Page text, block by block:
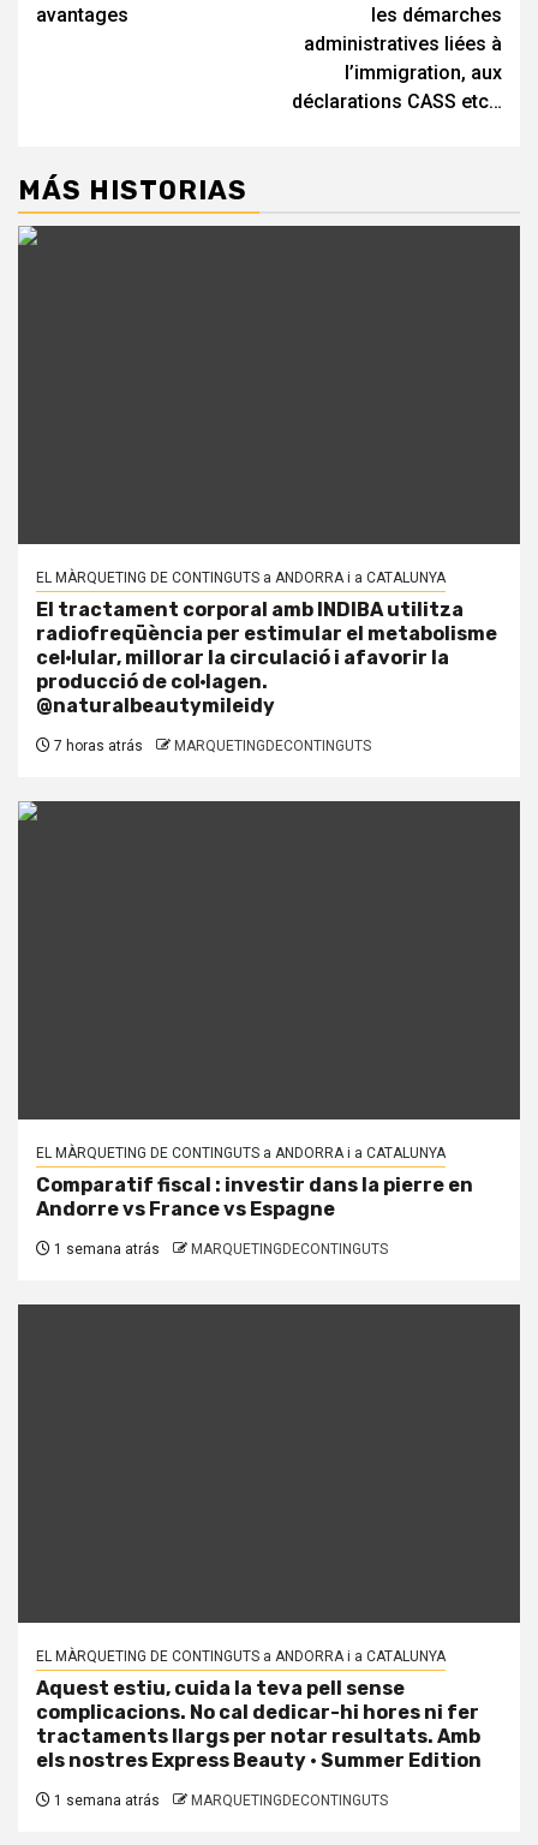
avantages
les démarches
administratives liées à
l’immigration, aux
déclarations CASS etc…
MÁS HISTORIAS
EL MÀRQUETING DE CONTINGUTS a ANDORRA i a CATALUNYA
El tractament corporal amb INDIBA utilitza
radiofreqüència per estimular el metabolisme
cel·lular, millorar la circulació i afavorir la
producció de col·lagen.
@naturalbeautymileidy
7 horas atrás MARQUETINGDECONTINGUTS
EL MÀRQUETING DE CONTINGUTS a ANDORRA i a CATALUNYA
Comparatif fiscal : investir dans la pierre en
Andorre vs France vs Espagne
1 semana atrás MARQUETINGDECONTINGUTS
EL MÀRQUETING DE CONTINGUTS a ANDORRA i a CATALUNYA
Aquest estiu, cuida la teva pell sense
complicacions. No cal dedicar-hi hores ni fer
tractaments llargs per notar resultats. Amb
els nostres Express Beauty · Summer Edition
1 semana atrás MARQUETINGDECONTINGUTS